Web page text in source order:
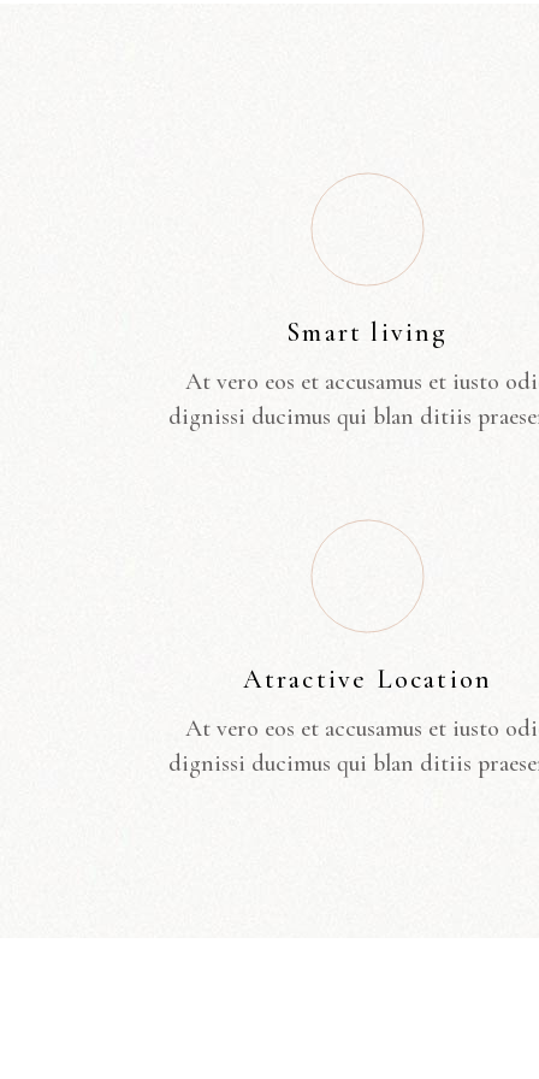
Smart living
At vero eos et accusamus et iusto
dignissi ducimus qui blan ditiis
Atractive Location
At vero eos et accusamus et iusto
dignissi ducimus qui blan ditiis